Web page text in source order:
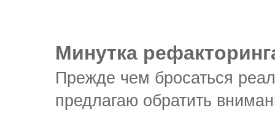
Минутка
Прежде чем бросаться
предлагаю обратить